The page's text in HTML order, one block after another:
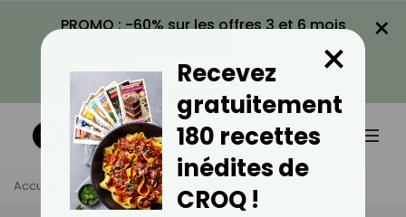
PROMO : -60% sur les offres 3 et 6 mois
VOIR LA PROMO
×
Accueil Actus Sport Le Vélo Fait-Il Maigrir ?
Recevez
gratuitement
180 recettes
inédites de
CROQ !
×